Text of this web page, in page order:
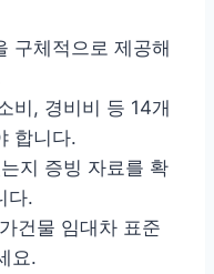
구체적으로 제공해
비, 경비비 등 14개
합니다.
지 증빙 자료를 확
다.
건물 임대차 표준
요.